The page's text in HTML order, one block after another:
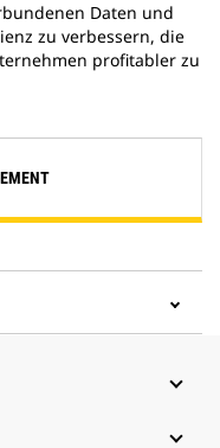
Daten und
zu verbessern, die
profitabler zu